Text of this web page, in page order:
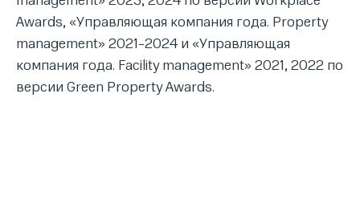
Awards, «Управляющая компания года. Property
management» 2021-2024 и «Управляющая
компания года. Facility management» 2021, 2022 по
версии Green Property Awards.